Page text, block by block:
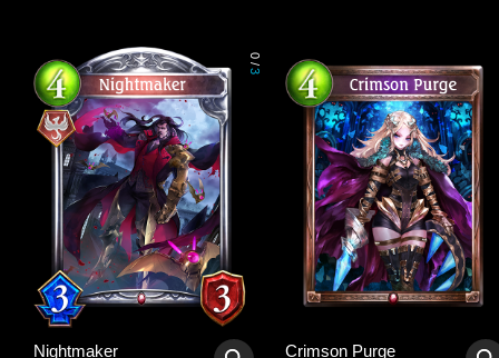
0
/
3
Nightmaker Crimson Purge